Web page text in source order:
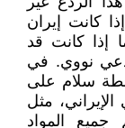
كانت إيران
إذا كانت قد
نووي. في
خطة سلام على
مثل
جميع المواد